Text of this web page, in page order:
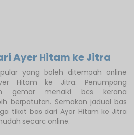
Ayer Hitam ke Jitra
yang boleh ditempah online
Hitam ke Jitra. Penumpang
gemar menaiki bas kerana
berpatutan. Semakan jadual bas
tiket bas dari Ayer Hitam ke Jitra
secara online.